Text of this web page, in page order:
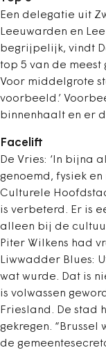
Een delegatie uit
Leeuwarden en
begrijpelijk, vindt
top 5 van de
Voor middelgrote
voorbeeld.’
binnenhaalt en er
Facelift
De Vries: ‘In bijna
genoemd, fysiek
Culturele
is verbeterd. Er is
alleen bij de
Piter Wilkens had
Liwwadder Blues:
wat wurde. Dat is
is volwassen
Friesland. De stad
gekregen. “Brussel
de